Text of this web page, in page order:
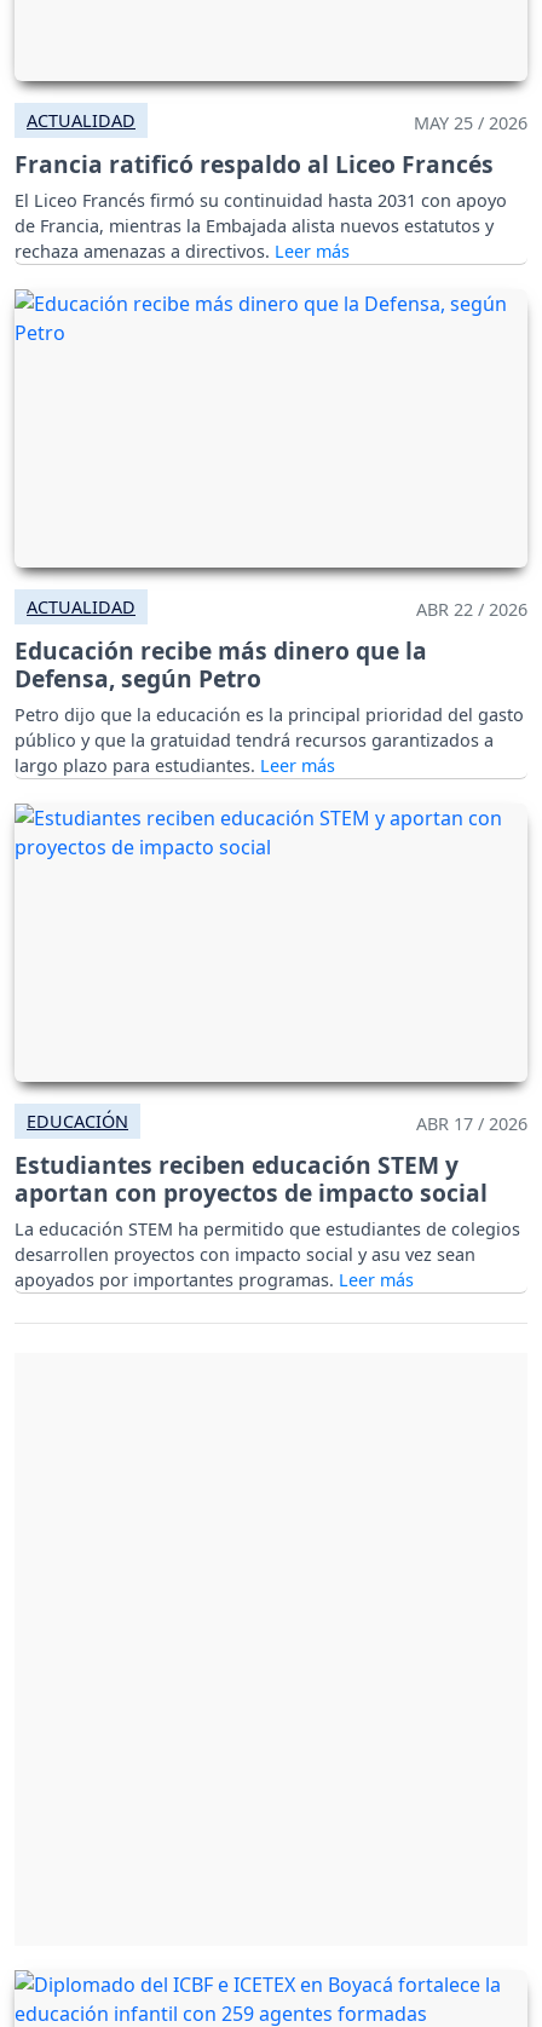
ACTUALIDAD MAY 25 / 2026
Francia ratificó respaldo al Liceo Francés
El Liceo Francés firmó su continuidad hasta 2031 con apoyo
de Francia, mientras la Embajada alista nuevos estatutos y
rechaza amenazas a directivos.
ACTUALIDAD ABR 22 / 2026
Educación recibe más dinero que la
Defensa, según Petro
Petro dijo que la educación es la principal prioridad del gasto
público y que la gratuidad tendrá recursos garantizados a
largo plazo para estudiantes.
EDUCACIÓN ABR 17 / 2026
Estudiantes reciben educación STEM y
aportan con proyectos de impacto social
La educación STEM ha permitido que estudiantes de colegios
desarrollen proyectos con impacto social y asu vez sean
apoyados por importantes programas.